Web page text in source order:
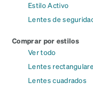
Estilo Activo
Lentes de
Comprar por estilos
Ver todo
Lentes
Lentes cuadrados